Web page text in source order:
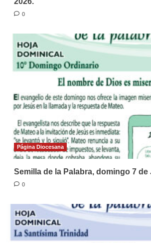
0
Página Diocesana
Semilla de la Palabra, domingo 7 de
0